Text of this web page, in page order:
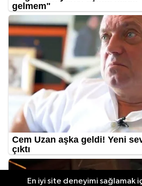
En iyi site deneyimi sağlamak